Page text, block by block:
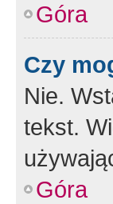
Góra
Czy
Nie.
tekst.
Góra